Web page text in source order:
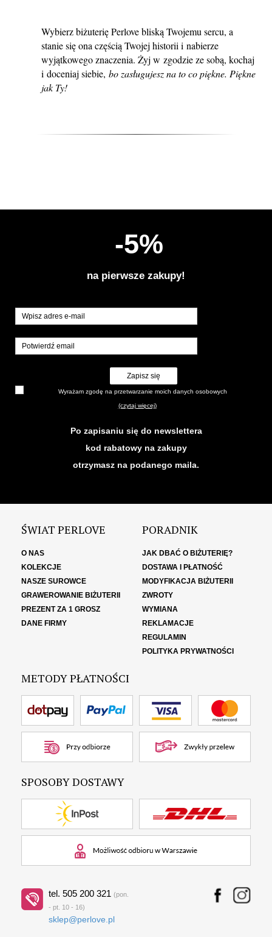
Wybierz biżuterię Perlove bliską Twojemu sercu, a
stanie się ona częścią Twojej historii i nabierze
wyjątkowego znaczenia. Żyj w zgodzie ze sobą, kochaj
i doceniaj siebie, bo zasługujesz na to co piękne. Piękne
jak Ty!
-5%
na pierwsze zakupy!
Zapisz się
Wyrażam zgodę na przetwarzanie moich danych osobowych
(czytaj więcej)
Po zapisaniu się do newslettera
kod rabatowy na zakupy
otrzymasz na podanego maila.
ŚWIAT PERLOVE
O NAS
KOLEKCJE
NASZE SUROWCE
GRAWEROWANIE BIŻUTERII
PREZENT ZA 1 GROSZ
DANE FIRMY
PORADNIK
JAK DBAĆ O BIŻUTERIĘ?
DOSTAWA I PŁATNOŚĆ
MODYFIKACJA BIŻUTERII
ZWROTY
WYMIANA
REKLAMACJE
REGULAMIN
POLITYKA PRYWATNOŚCI
METODY PŁATNOŚCI
SPOSOBY DOSTAWY
tel. 505 200 321 (pon.
- pt. 10 - 16)
sklep@perlove.pl